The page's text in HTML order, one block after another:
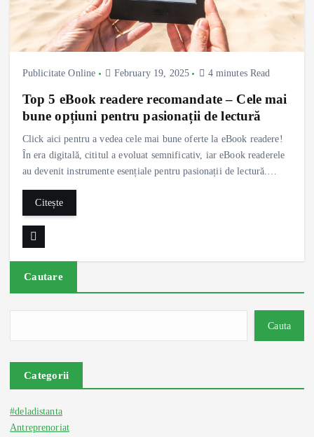
Publicitate Online February 19, 2025 4 minutes Read
Top 5 eBook readere recomandate – Cele mai
bune opțiuni pentru pasionații de lectură
Click aici pentru a vedea cele mai bune oferte la eBook readere!
În era digitală, cititul a evoluat semnificativ, iar eBook readerele
au devenit instrumente esențiale pentru pasionații de lectură.…
Citește
Cautare
Cauta
Categorii
#deladistanta
Antreprenoriat